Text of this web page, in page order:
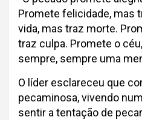
Promete felicidade, mas
vida, mas traz morte.
traz culpa. Promete o
sempre, sempre uma
O líder esclareceu que
pecaminosa, vivendo
sentir a tentação de